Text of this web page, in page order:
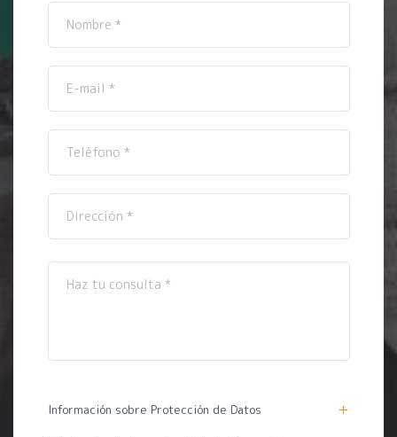
Información sobre Protección de Datos